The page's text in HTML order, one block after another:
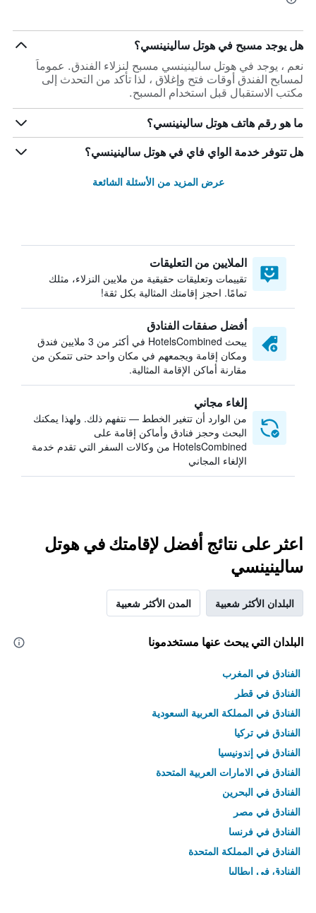
هل يوجد مسبح في هوتل سالينينسي؟
نعم ، يوجد في هوتل سالينينسي مسبح لنزلاء الفندق. عموماً
لمسابح الفندق أوقات فتح وإغلاق ، لذا تأكد من التحدث إلى
مكتب الاستقبال قبل استخدام المسبح.
ما هو رقم هاتف هوتل سالينينسي؟
هل تتوفر خدمة الواي فاي في هوتل سالينينسي؟
عرض المزيد من الأسئلة الشائعة
الملايين من التعليقات
تقييمات وتعليقات حقيقية من ملايين النزلاء، مثلك
تمامًا. احجز إقامتك المثالية بكل ثقة!
أفضل صفقات الفنادق
يبحث HotelsCombined في أكثر من 3 ملايين فندق
ومكان إقامة ويجمعهم في مكان واحد حتى تتمكن من
مقارنة أماكن الإقامة المثالية.
إلغاء مجاني
من الوارد أن تتغير الخطط — نتفهم ذلك. ولهذا يمكنك
البحث وحجز فنادق وأماكن إقامة على
HotelsCombined من وكالات السفر التي تقدم خدمة
الإلغاء المجاني
اعثر على نتائج أفضل لإقامتك في هوتل
سالينينسي
البلدان الأكثر شعبية المدن الأكثر شعبية
البلدان التي يبحث عنها مستخدمونا
الفنادق في المغرب
الفنادق في قطر
الفنادق في المملكة العربية السعودية
الفنادق في تركيا
الفنادق في إندونيسيا
الفنادق في الامارات العربية المتحدة
الفنادق في البحرين
الفنادق في مصر
الفنادق في فرنسا
الفنادق في المملكة المتحدة
الفنادق في إيطاليا